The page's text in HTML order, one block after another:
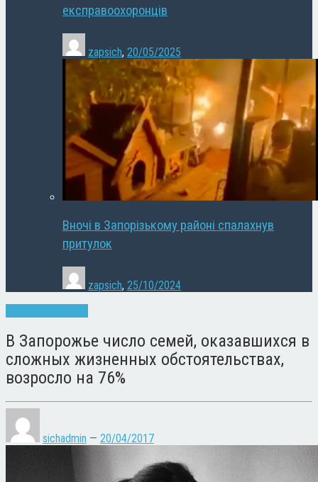
експравоохоронців
zapsich, 20/05/2025
Вночі в Запорізькому районі спалахнув
притулок
zapsich, 25/10/2024
В Запорожье число семей, оказавшихся в
сложных жизненных обстоятельствах,
возросло на 76%
sichadmin — 20/04/2017